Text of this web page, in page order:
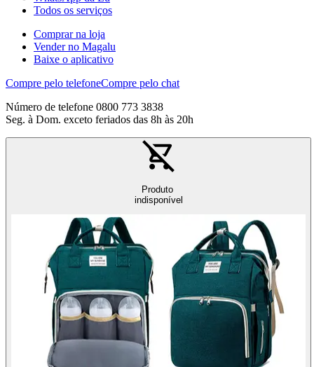
Todos os serviços
Comprar na loja
Vender no Magalu
Baixe o aplicativo
Compre pelo telefoneCompre pelo chat
Número de telefone 0800 773 3838
Seg. à Dom. exceto feriados das 8h às 20h
Produto
indisponível